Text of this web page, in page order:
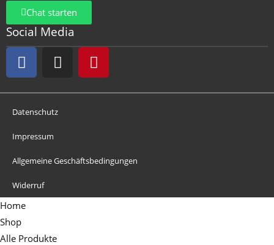
Chat starten
Social Media
Datenschutz
Impressum
Allgemeine Geschäftsbedingungen
Widerruf
Home
Shop
Alle Produkte